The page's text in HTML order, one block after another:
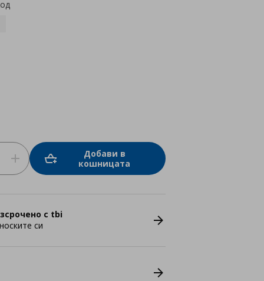
Добави в
кошницата
с tbi
си